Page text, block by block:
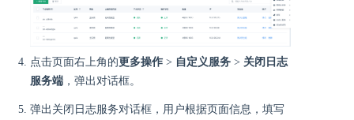
点击页面右上角的更多操作 > 自定义服务 > 关闭日志
服务端 ，弹出对话框。
弹出关闭日志服务对话框，用户根据页面信息，填写